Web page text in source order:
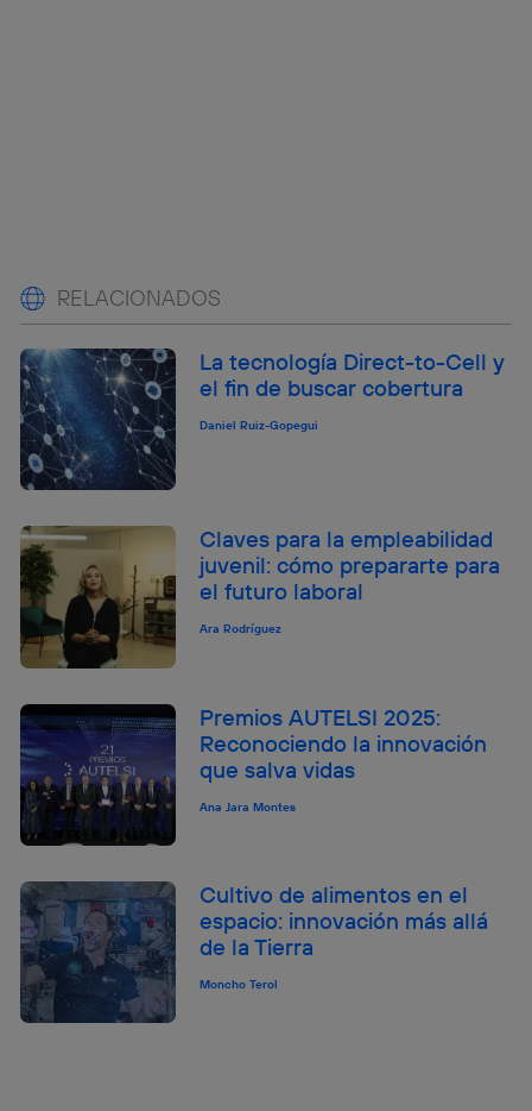
RELACIONADOS
La tecnología Direct-to-Cell y
el fin de buscar cobertura
Daniel Ruiz-Gopegui
Claves para la empleabilidad
juvenil: cómo prepararte para
el futuro laboral
Ara Rodríguez
Premios AUTELSI 2025:
Reconociendo la innovación
que salva vidas
Ana Jara Montes
Cultivo de alimentos en el
espacio: innovación más allá
de la Tierra
Moncho Terol